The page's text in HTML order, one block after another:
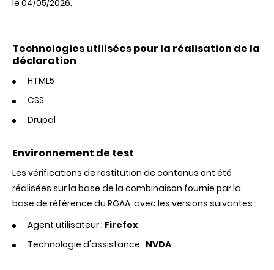
le 04/05/2026.
Technologies utilisées pour la réalisation de la
déclaration
HTML5
CSS
Drupal
Environnement de test
Les vérifications de restitution de contenus ont été
réalisées sur la base de la combinaison fournie par la
base de référence du RGAA, avec les versions suivantes :
Agent utilisateur : Firefox
Technologie d'assistance : NVDA